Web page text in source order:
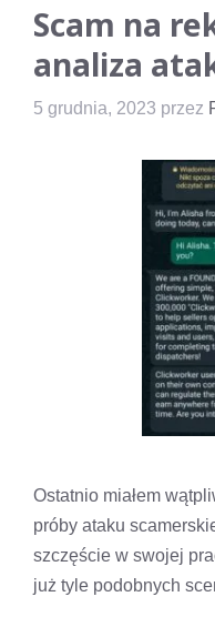
Scam na
analiza
5 grudnia, 2023 przez
Ostatnio miałem
próby ataku
szczęście w swojej
już tyle podobnych